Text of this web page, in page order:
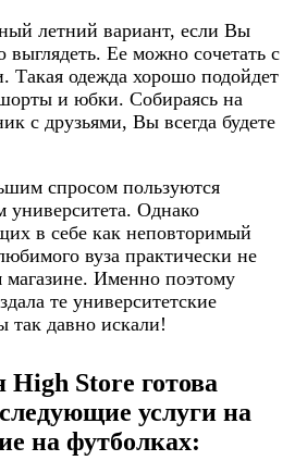
летний вариант, если Вы
выглядеть. Ее можно сочетать с
Такая одежда хорошо подойдет
и юбки. Собираясь на
с друзьями, Вы всегда будете
спросом пользуются
университета. Однако
в себе как неповторимый
вуза практически не
Именно поэтому
те университетские
так давно искали!
Store готова
услуги на
на футболках: